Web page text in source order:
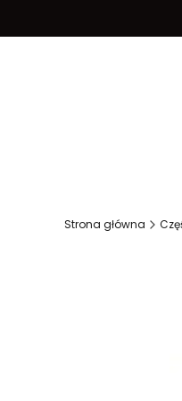
Strona główna